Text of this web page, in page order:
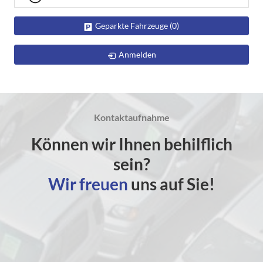
Geparkte Fahrzeuge (0)
Anmelden
Kontaktaufnahme
Können wir Ihnen behilflich
sein?
Wir freuen uns auf Sie!